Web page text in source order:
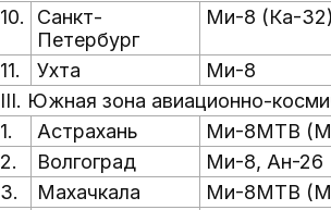
10.
Санкт-
Петербург
Ми-8 (Ка-32)
11. Ухта Ми-8
III. Южная зона авиационно-
1.
Астрахань Ми-8МТВ
2.
Волгоград Ми-8, Ан-26
3.
Махачкала Ми-8МТВ